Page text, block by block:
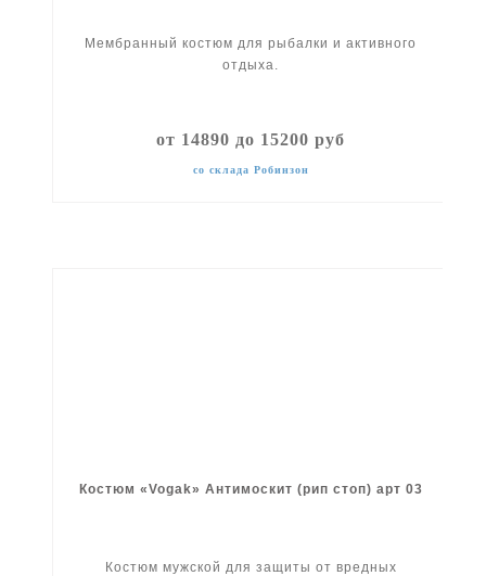
Мембранный костюм для рыбалки и активного
отдыха.
от 14890 до 15200 руб
со склада Робинзон
Костюм «Vogak» Антимоскит (рип стоп) арт 03
Костюм мужской для защиты от вредных